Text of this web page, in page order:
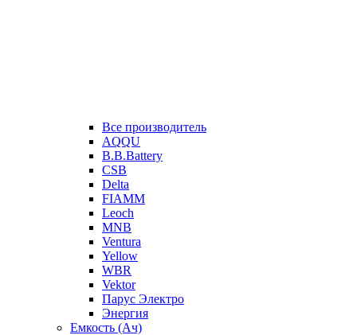
Все производитель
AQQU
B.B.Battery
CSB
Delta
FIAMM
Leoch
MNB
Ventura
Yellow
WBR
Vektor
Парус Электро
Энергия
Емкость (Ач)